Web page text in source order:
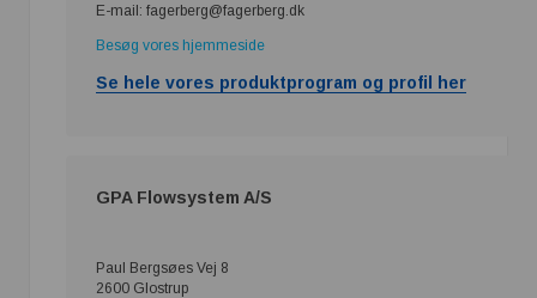
E-mail: fagerberg@fagerberg.dk
Besøg vores hjemmeside
Se hele vores produktprogram og profil her
GPA Flowsystem A/S
Paul Bergsøes Vej 8
2600 Glostrup